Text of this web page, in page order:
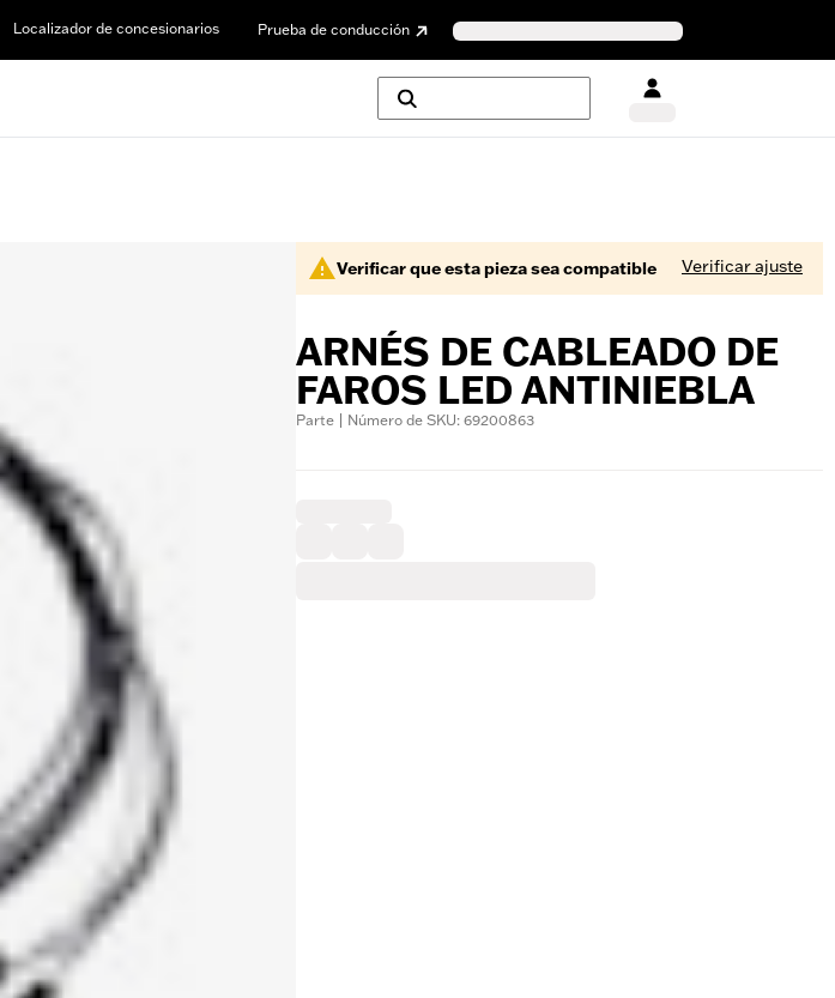
Localizador de concesionarios Prueba de conducción
Verificar que esta pieza sea compatible Verificar ajuste
ARNÉS DE CABLEADO DE
FAROS LED ANTINIEBLA
Parte | Número de SKU: 69200863